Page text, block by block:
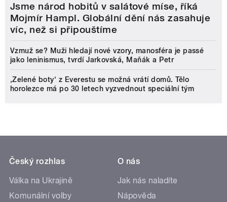
Jsme národ hobitů v salátové míse, říká
Mojmír Hampl. Globální dění nás zasahuje
víc, než si připouštíme
Vzmuž se? Muži hledají nové vzory, manosféra je passé
jako leninismus, tvrdí Jarkovská, Maňák a Petr
‚Zelené boty‘ z Everestu se možná vrátí domů. Tělo
horolezce má po 30 letech vyzvednout speciální tým
Český rozhlas
Válka na Ukrajině
Komunální volby
O nás
Jak nás naladíte
Nápověda